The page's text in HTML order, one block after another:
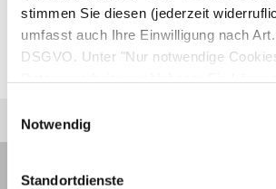
stimmen Sie diesen (jederzeit
umfasst auch Ihre Einwilligung nach
DSGVO. Unter "Nur notwendige
Notwendig
Standortdienste
immer unterdurchblutet ist. Auch
mit einem weiteren Herzinfarkt
werden.